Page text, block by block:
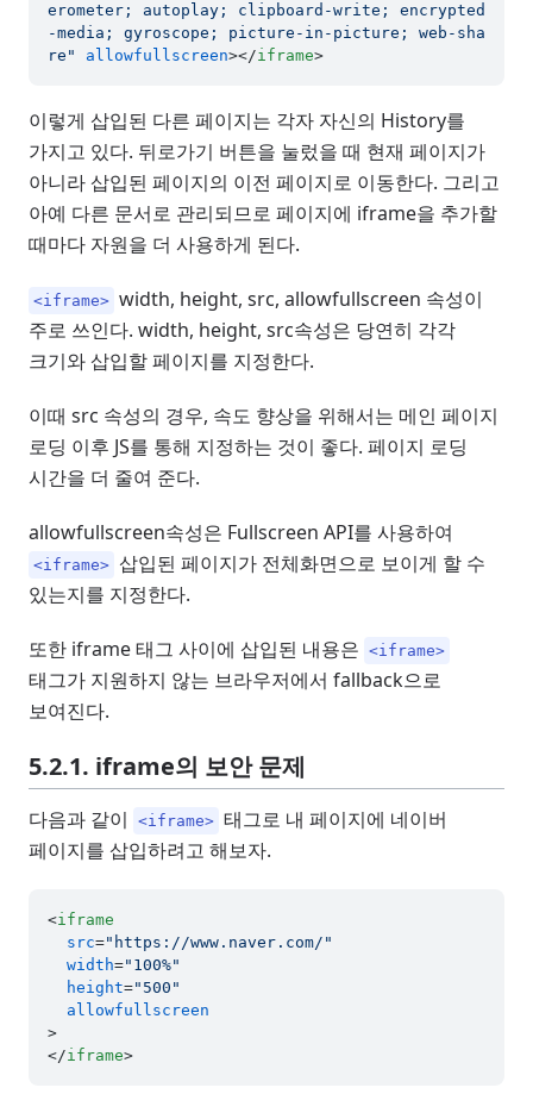
erometer; autoplay; clipboard-write; encrypted
-media; gyroscope; picture-in-picture; web-sha
re"
allowfullscreen></iframe>
이렇게 삽입된 다른 페이지는 각자 자신의 History를
가지고 있다. 뒤로가기 버튼을 눌렀을 때 현재 페이지가
아니라 삽입된 페이지의 이전 페이지로 이동한다. 그리고
아예 다른 문서로 관리되므로 페이지에 iframe을 추가할
때마다 자원을 더 사용하게 된다.
<iframe> width, height, src, allowfullscreen 속성이
주로 쓰인다. width, height, src속성은 당연히 각각
크기와 삽입할 페이지를 지정한다.
이때 src 속성의 경우, 속도 향상을 위해서는 메인 페이지
로딩 이후 JS를 통해 지정하는 것이 좋다. 페이지 로딩
시간을 더 줄여 준다.
allowfullscreen속성은 Fullscreen API를 사용하여
<iframe> 삽입된 페이지가 전체화면으로 보이게 할 수
있는지를 지정한다.
또한 iframe 태그 사이에 삽입된 내용은 <iframe>
태그가 지원하지 않는 브라우저에서 fallback으로
보여진다.
5.2.1. iframe의 보안 문제
다음과 같이 <iframe> 태그로 내 페이지에 네이버
페이지를 삽입하려고 해보자.
<iframe
src="https://www.naver.com/"
width="100%"
height="500"
allowfullscreen
>
</iframe>